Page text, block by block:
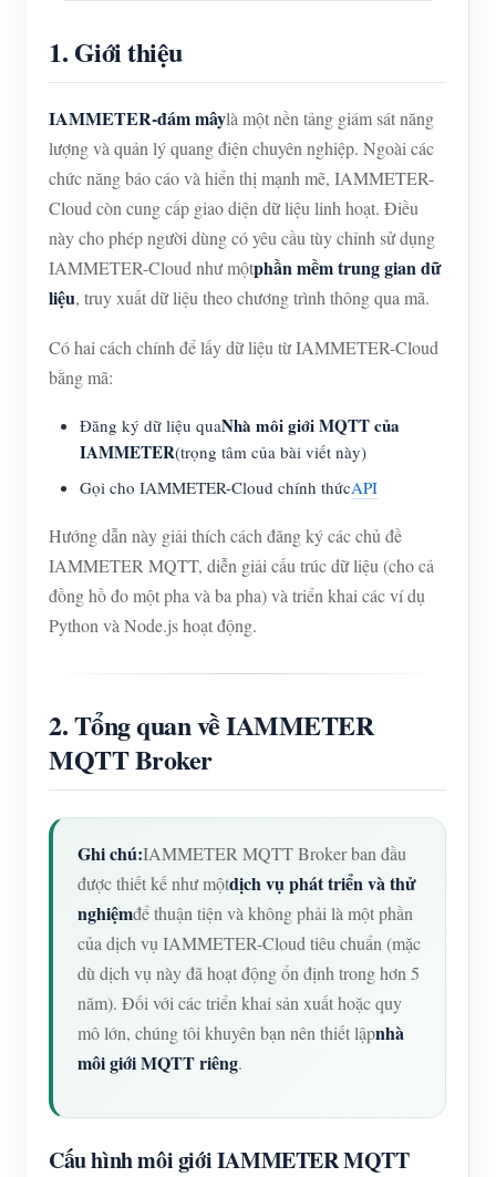
1. Giới thiệu
IAMMETER-đám mâylà một nền tảng giám sát năng
lượng và quản lý quang điện chuyên nghiệp. Ngoài các
chức năng báo cáo và hiển thị mạnh mẽ, IAMMETER-
Cloud còn cung cấp giao diện dữ liệu linh hoạt. Điều
này cho phép người dùng có yêu cầu tùy chỉnh sử dụng
IAMMETER-Cloud như mộtphần mềm trung gian dữ
liệu, truy xuất dữ liệu theo chương trình thông qua mã.
Có hai cách chính để lấy dữ liệu từ IAMMETER-Cloud
bằng mã:
Đăng ký dữ liệu quaNhà môi giới MQTT của
IAMMETER(trọng tâm của bài viết này)
Gọi cho IAMMETER-Cloud chính thứcAPI
Hướng dẫn này giải thích cách đăng ký các chủ đề
IAMMETER MQTT, diễn giải cấu trúc dữ liệu (cho cả
đồng hồ đo một pha và ba pha) và triển khai các ví dụ
Python và Node.js hoạt động.
2. Tổng quan về IAMMETER
MQTT Broker
Ghi chú:IAMMETER MQTT Broker ban đầu
được thiết kế như mộtdịch vụ phát triển và thử
nghiệmđể thuận tiện và không phải là một phần
của dịch vụ IAMMETER-Cloud tiêu chuẩn (mặc
dù dịch vụ này đã hoạt động ổn định trong hơn 5
năm). Đối với các triển khai sản xuất hoặc quy
mô lớn, chúng tôi khuyên bạn nên thiết lậpnhà
môi giới MQTT riêng.
Cấu hình môi giới IAMMETER MQTT